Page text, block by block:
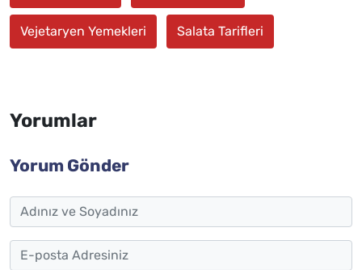
Vejetaryen Yemekleri Salata Tarifleri
Yorumlar
Yorum Gönder